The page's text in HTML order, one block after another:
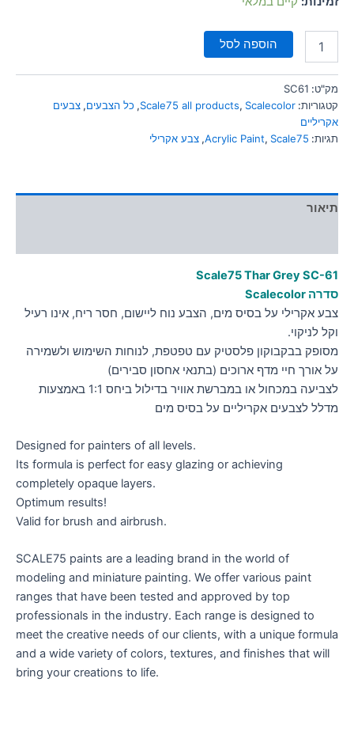
כל
הוספה לסל
מק"ט: SC61
קטגוריות:
Scale75 all products, Scalecolor
, כל הצבעים, צבעים
אקריליים
תגיות:
Acrylic Paint, Scale75
, צבע אקרילי
תיאור
Scale75 Thar GreySC-61
סדרה Scalecolor
צבע אקרילי על בסיס מים, הצבע נוח ליישום, חסר ריח, אינו רעיל
וקל לניקוי.
מסופק בבקבוקון פלסטיק עם טפטפת, לנוחות השימוש ולשמירה
על אורך חיי מדף ארוכים (בתנאי אחסון סבירים)
לצביעה במכחול או במברשת אוויר בדילול ביחס 1:1 באמצעות
מדלל לצבעים אקריליים על בסיס מים
Designed for painters of all levels.
Its formula is perfect for easy glazing or achieving
completely opaque layers.
Optimum results!
Valid for brush and airbrush.
SCALE75 paints are a leading brand in the world of
modeling and miniature painting. We offer various paint
ranges that have been tested and approved by top
professionals in the industry. Each range is designed to
meet the creative needs of our clients, with a unique formula
and a wide variety of colors, textures, and finishes that will
bring your creations to life.